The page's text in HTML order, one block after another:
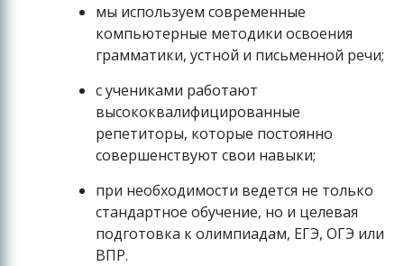
мы используем современные
компьютерные методики освоения
грамматики, устной и письменной речи;
с учениками работают
высококвалифицированные
репетиторы, которые постоянно
совершенствуют свои навыки;
при необходимости ведется не только
стандартное обучение, но и целевая
подготовка к олимпиадам, ЕГЭ, ОГЭ или
ВПР.